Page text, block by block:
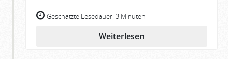
Geschätzte Lesedauer: 3 Minuten
Weiterlesen